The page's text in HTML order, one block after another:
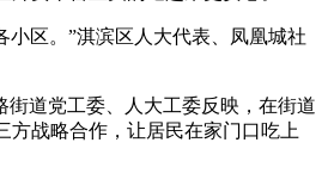
区。”淇滨区人大代表、凤凰城社
道党工委、人大工委反映，在街道
方战略合作，让居民在家门口吃上